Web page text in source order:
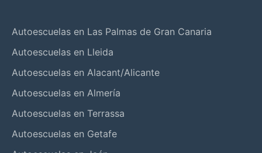
Autoescuelas en Las Palmas de Gran Canaria
Autoescuelas en Lleida
Autoescuelas en Alacant/Alicante
Autoescuelas en Almería
Autoescuelas en Terrassa
Autoescuelas en Getafe